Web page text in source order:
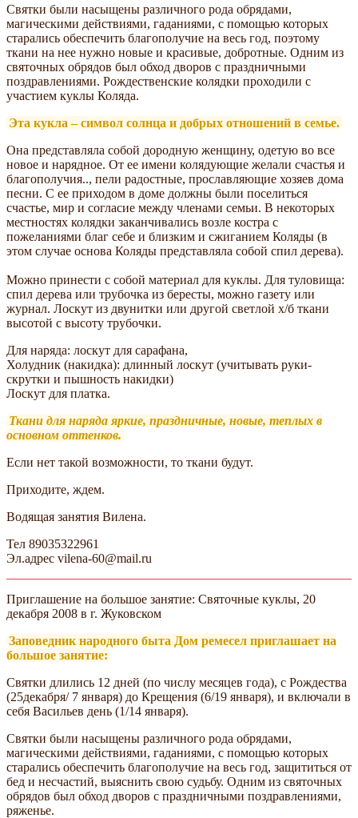
Святки были насыщены различного рода обрядами,
магическими действиями, гаданиями, с помощью которых
старались обеспечить благополучие на весь год, поэтому
ткани на нее нужно новые и красивые, добротные. Одним из
святочных обрядов был обход дворов с праздничными
поздравлениями. Рождественские колядки проходили с
участием куклы Коляда.
Эта кукла – символ солнца и добрых отношений в семье.
Она представляла собой дородную женщину, одетую во все
новое и нарядное. От ее имени колядующие желали счастья и
благополучия.., пели радостные, прославляющие хозяев дома
песни. С ее приходом в доме должны были поселиться
счастье, мир и согласие между членами семьи. В некоторых
местностях колядки заканчивались возле костра с
пожеланиями благ себе и близким и сжиганием Коляды (в
этом случае основа Коляды представляла собой спил дерева).
Можно принести с собой материал для куклы. Для туловища:
спил дерева или трубочка из бересты, можно газету или
журнал. Лоскут из двунитки или другой светлой х/б ткани
высотой с высоту трубочки.
Для наряда: лоскут для сарафана,
Холудник (накидка): длинный лоскут (учитывать руки-
скрутки и пышность накидки)
Лоскут для платка.
Ткани для наряда яркие, праздничные, новые, теплых в
основном оттенков.
Если нет такой возможности, то ткани будут.
Приходите, ждем.
Водящая занятия Вилена.
Тел 89035322961
Эл.адрес vilena-60@mail.ru
Приглашение на большое занятие: Святочные куклы, 20
декабря 2008 в г. Жуковском
Заповедник народного быта Дом ремесел приглашает на
большое занятие:
Святки длились 12 дней (по числу месяцев года), с Рождества
(25декабря/ 7 января) до Крещения (6/19 января), и включали в
себя Васильев день (1/14 января).
Святки были насыщены различного рода обрядами,
магическими действиями, гаданиями, с помощью которых
старались обеспечить благополучие на весь год, защититься от
бед и несчастий, выяснить свою судьбу. Одним из святочных
обрядов был обход дворов с праздничными поздравлениями,
ряженье.